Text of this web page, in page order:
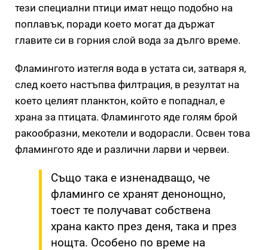
тези специални птици имат нещо подобно на
поплавък, поради което могат да държат
главите си в горния слой вода за дълго време.
Фламингото изтегля вода в устата си, затваря я,
след което настъпва филтрация, в резултат на
което целият планктон, който е попаднал, е
храна за птицата. Фламингото яде голям брой
ракообразни, мекотели и водорасли. Освен това
фламингото яде и различни ларви и червеи.
Също така е изненадващо, че
фламинго се хранят денонощно,
тоест те получават собствена
храна както през деня, така и през
нощта. Особено по време на